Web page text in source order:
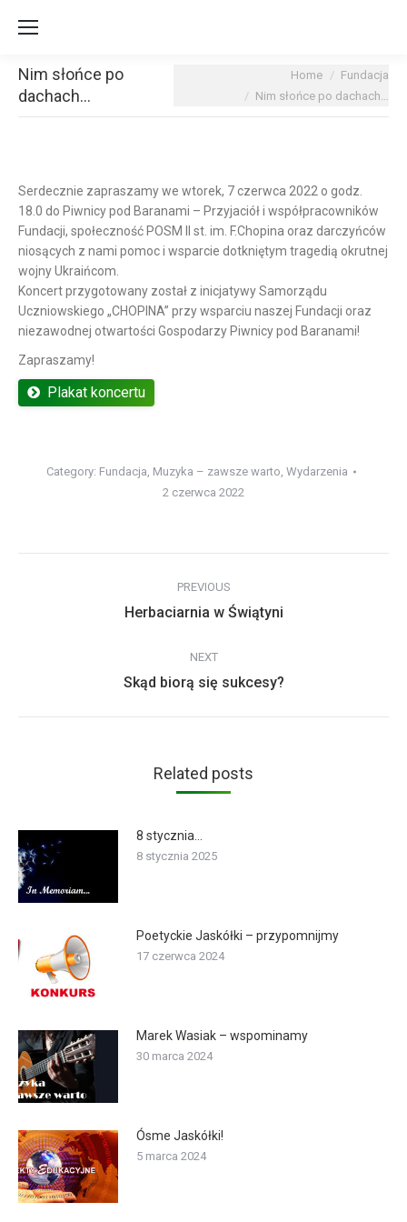
Nim słońce po
dachach…
Home
Fundacja
Nim słońce po dachach…
Serdecznie zapraszamy we wtorek, 7 czerwca 2022 o godz.
18.0 do Piwnicy pod Baranami – Przyjaciół i współpracowników
Fundacji, społeczność POSM II st. im. F.Chopina oraz darczyńców
niosących z nami pomoc i wsparcie dotkniętym tragedią okrutnej
wojny Ukraińcom.
Koncert przygotowany został z inicjatywy Samorządu
Uczniowskiego „CHOPINA” przy wsparciu naszej Fundacji oraz
niezawodnej otwartości Gospodarzy Piwnicy pod Baranami!
Zapraszamy!
Plakat koncertu
Category: Fundacja, Muzyka – zawsze warto, Wydarzenia
2 czerwca 2022
navigation
PREVIOUS
Previous
Herbaciarnia w Świątyni
NEXT
Next
Skąd biorą się sukcesy?
Related posts
8 stycznia…
8 stycznia 2025
Poetyckie Jaskółki – przypomnijmy
17 czerwca 2024
Marek Wasiak – wspominamy
30 marca 2024
Ósme Jaskółki!
5 marca 2024